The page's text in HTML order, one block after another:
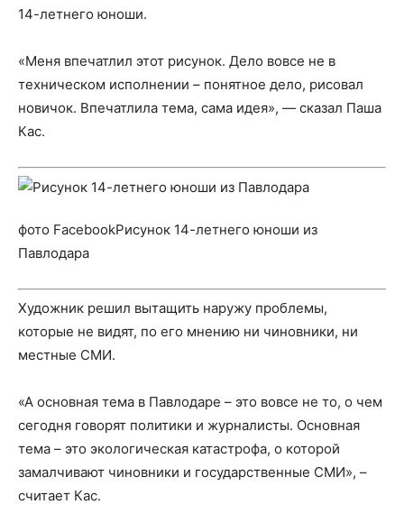
14-летнего юноши.
«Меня впечатлил этот рисунок. Дело вовсе не в
техническом исполнении – понятное дело, рисовал
новичок. Впечатлила тема, сама идея», — сказал Паша
Кас.
фото FacebookРисунок 14-летнего юноши из
Павлодара
Художник решил вытащить наружу проблемы,
которые не видят, по его мнению ни чиновники, ни
местные СМИ.
«А основная тема в Павлодаре – это вовсе не то, о чем
сегодня говорят политики и журналисты. Основная
тема – это экологическая катастрофа, о которой
замалчивают чиновники и государственные СМИ», –
считает Кас.